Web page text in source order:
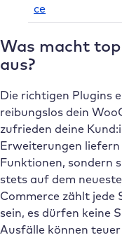
ce
Was macht
aus?
Die richtigen Plugins
reibungslos dein
zufrieden deine
Erweiterungen
Funktionen, sondern
stets auf dem
Commerce zählt jede
sein, es dürfen keine
Ausfälle können